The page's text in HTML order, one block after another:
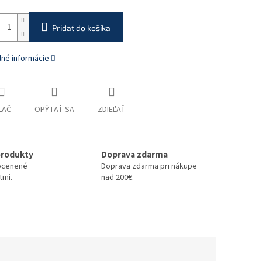
Pridať do košíka
informácie
OPÝTAŤ SA ZDIEĽAŤ
Doprava zdarma
Doprava zdarma pri nákupe
nad 200€.